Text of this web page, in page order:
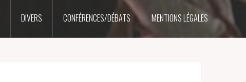
DIVERS CONFÉRENCES/DÉBATS MENTIONS LÉGALES